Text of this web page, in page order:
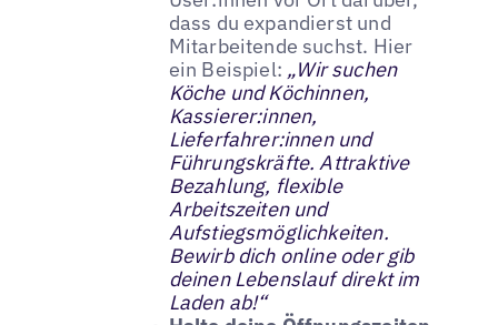
dass du expandierst und
Mitarbeitende suchst. Hier
ein Beispiel: „Wir suchen
Köche und Köchinnen,
Kassierer:innen,
Lieferfahrer:innen und
Führungskräfte. Attraktive
Bezahlung, flexible
Arbeitszeiten und
Aufstiegsmöglichkeiten.
Bewirb dich online oder gib
deinen Lebenslauf direkt im
Laden ab!“